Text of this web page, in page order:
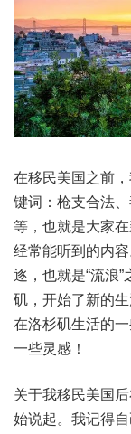
在移民美国之前
键词：枪支合法
等，也就是大家
经常能听到的内
逐，也就是“流浪
矶，开始了新的
在洛杉矶生活的
一些灵感！
关于我移民美国
始说起。我记得